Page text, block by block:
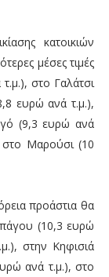
κατοικιών
μέσες τιμές
στο Γαλάτσι
ευρώ ανά τ.μ.),
(9,3 ευρώ ανά
στο Μαρούσι (10
προάστια θα
(10,3 ευρώ
στην Κηφισιά
ανά τ.μ.), στο